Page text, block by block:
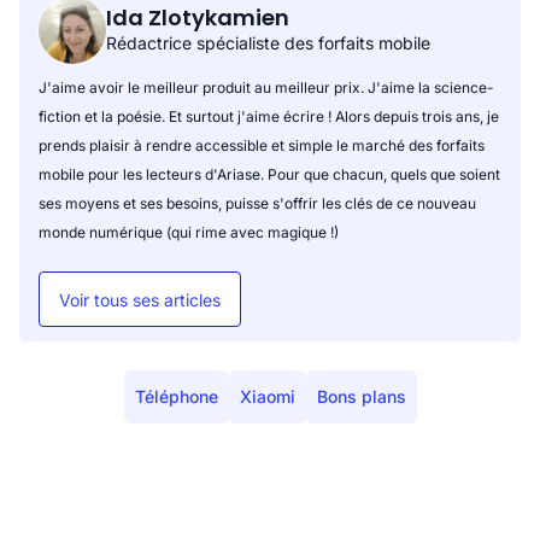
Ida Zlotykamien
Rédactrice spécialiste des forfaits mobile
J'aime avoir le meilleur produit au meilleur prix. J'aime la science-
fiction et la poésie. Et surtout j'aime écrire ! Alors depuis trois ans, je
prends plaisir à rendre accessible et simple le marché des forfaits
mobile pour les lecteurs d'Ariase. Pour que chacun, quels que soient
ses moyens et ses besoins, puisse s'offrir les clés de ce nouveau
monde numérique (qui rime avec magique !)
Voir tous ses articles
Téléphone Xiaomi Bons plans